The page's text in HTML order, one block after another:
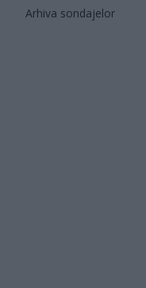
Arhiva sondajelor